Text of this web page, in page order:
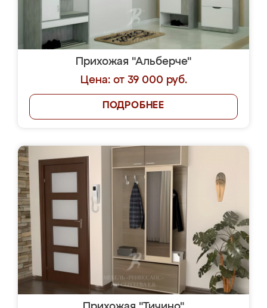
Прихожая "Альберче"
Цена: от 39 000 руб.
ПОДРОБНЕЕ